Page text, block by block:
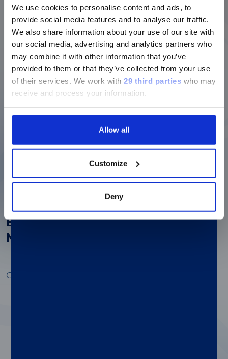
We use cookies to personalise content and ads, to
provide social media features and to analyse our traffic.
We also share information about your use of our site with
our social media, advertising and analytics partners who
may combine it with other information that you’ve
provided to them or that they’ve collected from your use
of their services. We work with 29 third parties who may
receive and process your information.
Allow all
Customize
Deny
Technology and the FLEXMAP
3D®System
Open Preview
Multiplex Methods in Veterinary
xMAP
Examine Epigenetic
Modifications
Open Preview